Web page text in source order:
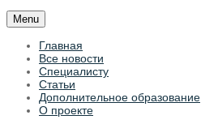
Menu
Главная
Все новости
Специалисту
Статьи
Дополнительное образование
О проекте